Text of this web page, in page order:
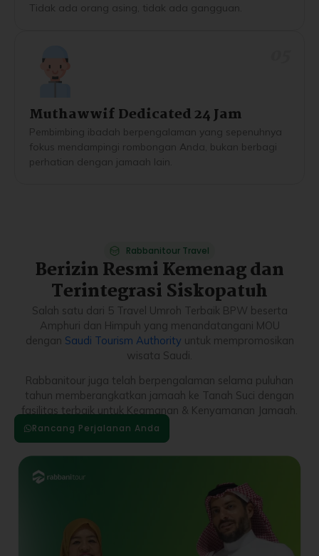
Tidak ada orang asing, tidak ada gangguan.
Muthawwif Dedicated 24 Jam
Pembimbing ibadah berpengalaman yang sepenuhnya
fokus mendampingi rombongan Anda, bukan berbagi
perhatian dengan jamaah lain.
Rabbanitour Travel
Berizin Resmi Kemenag dan
Terintegrasi Siskopatuh
Salah satu dari 5 Travel Umroh Terbaik BPW beserta
Amphuri dan Himpuh yang menandatangani MOU
dengan Saudi Tourism Authority untuk mempromosikan
wisata Saudi.
Rabbanitour juga telah berpengalaman selama puluhan
tahun memberangkatkan jamaah ke Tanah Suci dengan
fasilitas terbaik untuk Keamanan & Kenyamanan Jamaah.
Rancang Perjalanan Anda